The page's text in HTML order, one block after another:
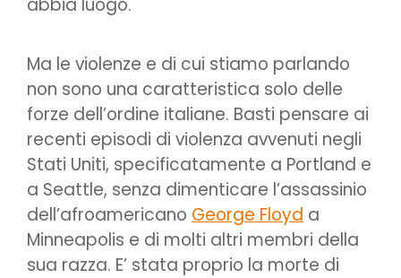
abbia luogo.
Ma le violenze e di cui stiamo parlando
non sono una caratteristica solo delle
forze dell’ordine italiane. Basti pensare ai
recenti episodi di violenza avvenuti negli
Stati Uniti, specificatamente a Portland e
a Seattle, senza dimenticare l’assassinio
dell’afroamericano George Floyd a
Minneapolis e di molti altri membri della
sua razza. E’ stata proprio la morte di